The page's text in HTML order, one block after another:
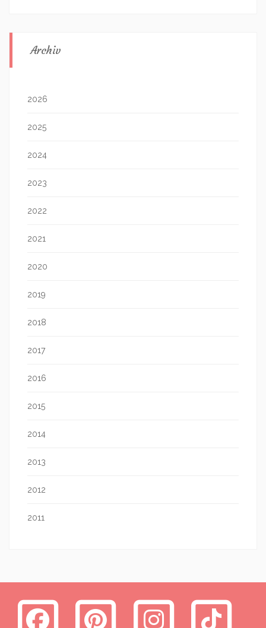
Archiv
2026
2025
2024
2023
2022
2021
2020
2019
2018
2017
2016
2015
2014
2013
2012
2011